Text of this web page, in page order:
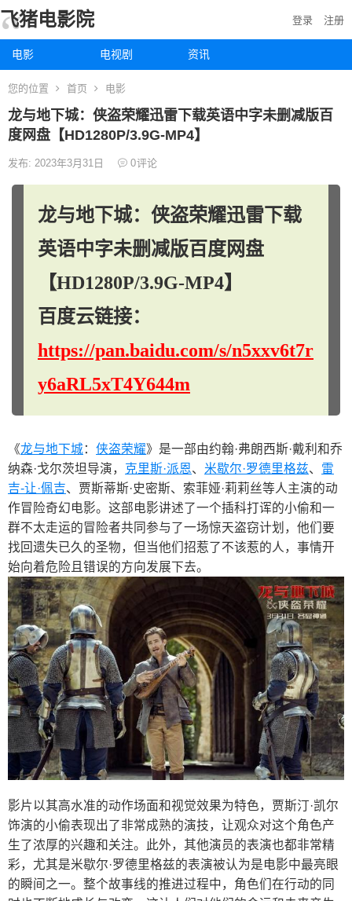
飞猪电影院
电影 电视剧 资讯
登录 注册
您的位置 首页 电影
龙与地下城：侠盗荣耀迅雷下载英语中字未删减版百
度网盘【HD1280P/3.9G-MP4】
发布: 2023年3月31日 0评论
龙与地下城：侠盗荣耀迅雷下载
英语中字未删减版百度网盘
【HD1280P/3.9G-MP4】
百度云链接：
https://pan.baidu.com/s/n5xxv6t7r
y6aRL5xT4Y644m
《龙与地下城： 侠盗荣耀》是一部由约翰·弗朗西斯·戴利和乔
纳森·戈尔茨坦导演， 克里斯·派恩、 米歇尔·罗德里格兹、 雷
吉-让·佩吉、贾斯蒂斯·史密斯、索菲娅·莉莉丝等人主演的动
作冒险奇幻电影。这部电影讲述了一个插科打诨的小偷和一
群不太走运的冒险者共同参与了一场惊天盗窃计划，他们要
找回遗失已久的圣物，但当他们招惹了不该惹的人，事情开
始向着危险且错误的方向发展下去。
影片以其高水准的动作场面和视觉效果为特色，贾斯汀·凯尔
饰演的小偷表现出了非常成熟的演技，让观众对这个角色产
生了浓厚的兴趣和关注。此外，其他演员的表演也都非常精
彩，尤其是米歇尔·罗德里格兹的表演被认为是电影中最亮眼
的瞬间之一。整个故事线的推进过程中，角色们在行动的同